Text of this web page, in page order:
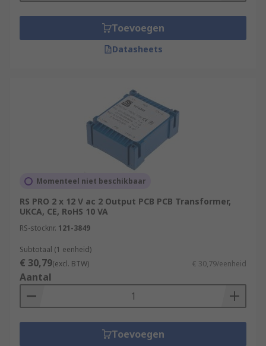
Toevoegen
Datasheets
Momenteel niet beschikbaar
RS PRO 2 x 12 V ac 2 Output PCB PCB Transformer,
UKCA, CE, RoHS 10 VA
RS-stocknr. 121-3849
Subtotaal (1 eenheid)
€ 30,79(excl. BTW) € 30,79/eenheid
Aantal
Toevoegen